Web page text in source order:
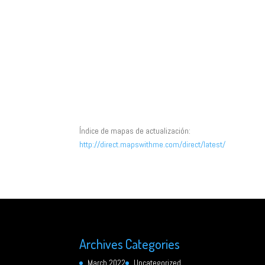
Índice de mapas de actualización:
http://direct.mapswithme.com/direct/latest/
Archives
March 2022
Categories
Uncategorized